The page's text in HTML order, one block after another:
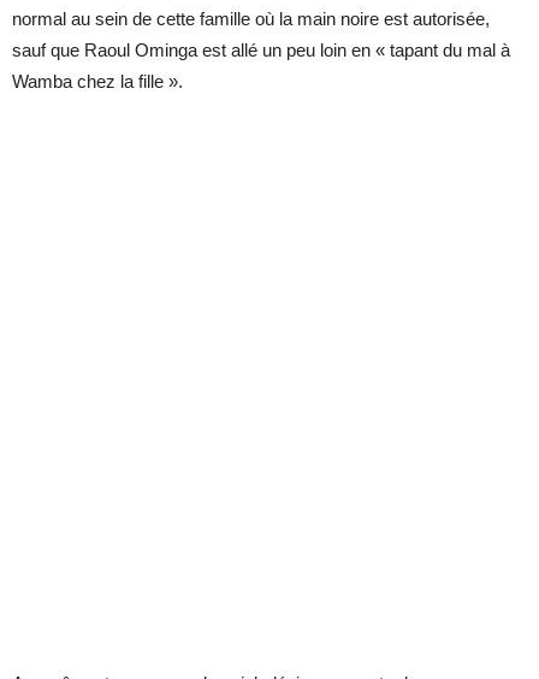
normal au sein de cette famille où la main noire est autorisée,
sauf que Raoul Ominga est allé un peu loin en « tapant du mal à
Wamba chez la fille ».